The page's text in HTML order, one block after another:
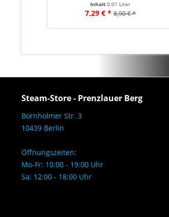
Inhalt0.01 Liter
7,29 € * 8,90 € *
Steam-Store - Prenzlauer Berg
Bornholmer Str. 3
10439 Berlin
Öffnungszeiten:
Mo-Fr: 10:00 - 19:00 Uhr
Sa: 12:00 - 18:00 Uhr